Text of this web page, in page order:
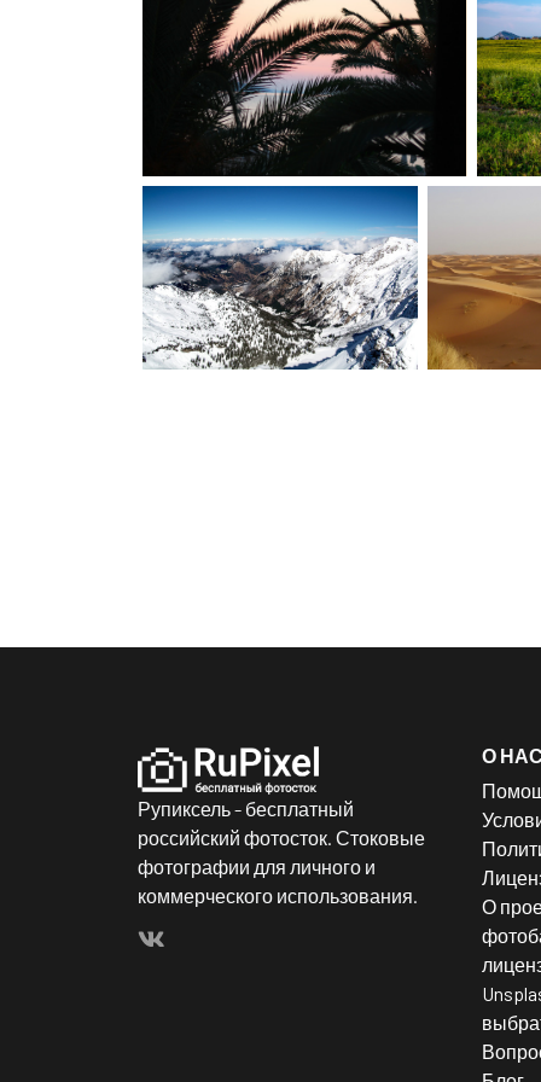
Рупиксель - бесплатный
российский фотосток. Стоковые
фотографии для личного и
коммерческого использования.
О
О